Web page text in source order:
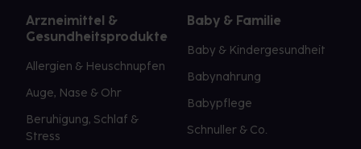
Arzneimittel &
Gesundheitsprodukte
Allergien & Heuschnupfen
Auge, Nase & Ohr
Beruhigung, Schlaf &
Stress
Baby & Familie
Baby & Kindergesundheit
Babynahrung
Babypflege
Schnuller & Co.